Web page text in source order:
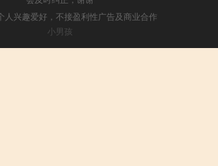
人兴趣爱好，不接盈利性广告及商业合作
小男孩